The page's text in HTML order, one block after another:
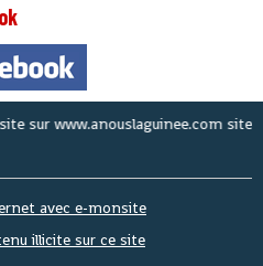
site
avec e-monsite
illicite sur ce site